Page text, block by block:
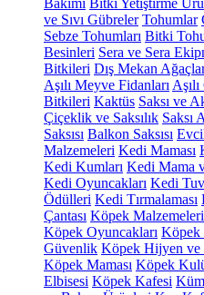
Bakımı Bitki Yetiştirme
ve Sıvı Gübreler Tohumlar
Sebze Tohumları Bitki
Besinleri Sera ve Sera
Bitkileri Dış Mekan
Aşılı Meyve Fidanları
Bitkileri Kaktüs Saksı ve
Çiçeklik ve Saksılık Saksı
Saksısı Balkon Saksısı
Malzemeleri Kedi Maması
Kedi Kumları Kedi Mama
Kedi Oyuncakları Kedi
Ödülleri Kedi Tırmalaması
Çantası Köpek Malzemeleri
Köpek Oyuncakları Köpek
Güvenlik Köpek Hijyen ve
Köpek Maması Köpek
Elbisesi Köpek Kafesi